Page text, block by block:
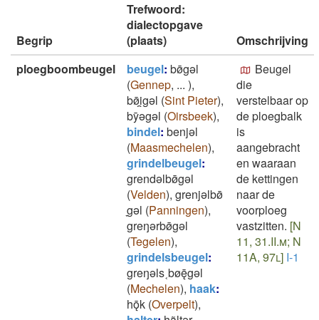
Begrip
Trefwoord:
dialectopgave
(plaats)
Omschrijving
ploegboombeugel
beugel: bø̄gǝl
(Gennep, ... ),
bø̄i̯gǝl (Sint Pieter),
bȳǝgǝl (Oirsbeek),
bindel: benjǝl
(Maasmechelen),
grindelbeugel:
grendǝlbø̄gǝl
(Velden), grenjǝlbø̄
̞gǝl (Panningen),
greŋǝrbø̄gǝl
(Tegelen),
grindelsbeugel:
greŋǝls˱bøę̄gǝl
(Mechelen), haak:
hǭk (Overpelt),
Beugel
die
verstelbaar op
de ploegbalk
is
aangebracht
en waaraan
de kettingen
naar de
voorploeg
vastzitten. [N
11, 31.II.m; N
11A, 97l] I-1